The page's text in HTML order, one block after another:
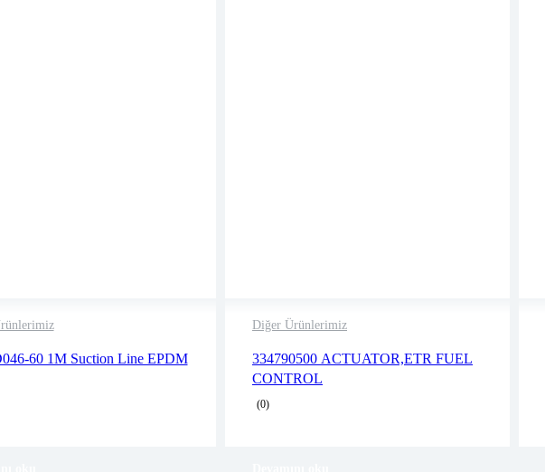
60 1M Suction Line EPDM
2 years warranty
Delivery time: 1-2 business days
Diğer Ürünlerimiz
334790500 ACTUATOR,ETR FUEL
CONTROL
(0)
2 years warranty
Delivery time: 1-2 business days
Free 90 days return